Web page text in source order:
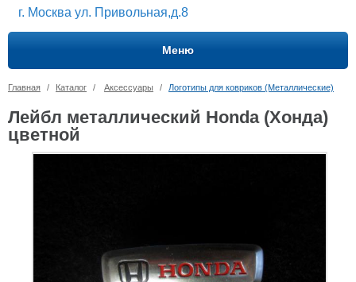
г. Москва ул. Привольная,д.8
Меню
Главная / Каталог / Аксессуары / Логотипы для ковриков (Металлические)
Лейбл металлический Honda (Хонда)
цветной